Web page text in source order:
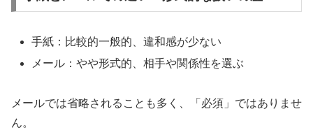
手紙：比較的一般的、違和感が少ない
メール：やや形式的、相手や関係性を選ぶ
メールでは省略されることも多く、「必須」ではありませ
ん。